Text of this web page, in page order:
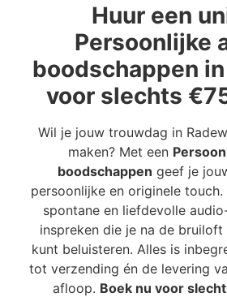
Huur een
Persoonlijke
boodschappen
voor slechts
Wil je jouw trouwdag in
maken? Met een
boodschappen geef je
persoonlijke en originele
spontane en liefdevolle
inspreken die je na de
kunt beluisteren. Alles is
tot verzending én de levering
afloop. Boek nu voor